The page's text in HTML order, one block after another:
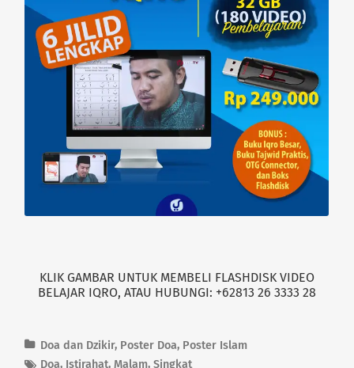
o
w
)
n
d
o
w
)
KLIK GAMBAR UNTUK MEMBELI FLASHDISK VIDEO
BELAJAR IQRO, ATAU HUBUNGI: +62813 26 3333 28
Doa dan Dzikir, Poster Doa, Poster Islam
Doa, Istirahat,Malam,Singkat